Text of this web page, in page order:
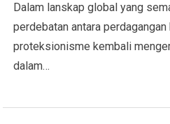
Dalam lanskap global yang
perdebatan antara
proteksionisme kembali
dalam…